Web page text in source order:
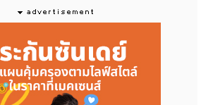
นุรักษ์กำแพงเมืองจีน เพื่อผสาน
ธรรมให้ขับเคลื่อนไปพร้อมกับการ
าหกรรม และด้วยแรงหนุนจากการ
เป็นระบบของสื่อรายใหญ่ ๆ ในจีน เขต
ผลักดันวัฒนธรรมราชวงศ์หมิงให้ขจร
ลกได้อย่างต่อเนื่อง